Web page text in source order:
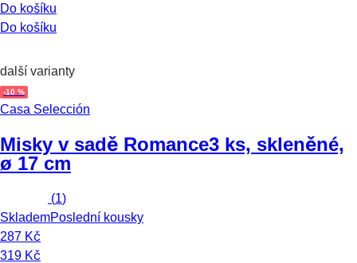
Do košíku
Do košíku
další varianty
-10 %
Casa Selección
Misky v sadě Romance3 ks, skleněné,
ø 17 cm
(1)
SklademPoslední kousky
287 Kč
319 Kč